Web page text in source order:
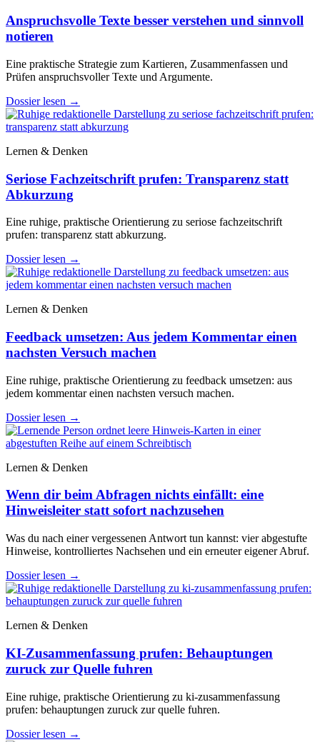
Anspruchsvolle Texte besser verstehen und sinnvoll
notieren
Eine praktische Strategie zum Kartieren, Zusammenfassen und
Prüfen anspruchsvoller Texte und Argumente.
Dossier lesen →
Lernen & Denken
Seriose Fachzeitschrift prufen: Transparenz statt
Abkurzung
Eine ruhige, praktische Orientierung zu seriose fachzeitschrift
prufen: transparenz statt abkurzung.
Dossier lesen →
Lernen & Denken
Feedback umsetzen: Aus jedem Kommentar einen
nachsten Versuch machen
Eine ruhige, praktische Orientierung zu feedback umsetzen: aus
jedem kommentar einen nachsten versuch machen.
Dossier lesen →
Lernen & Denken
Wenn dir beim Abfragen nichts einfällt: eine
Hinweisleiter statt sofort nachzusehen
Was du nach einer vergessenen Antwort tun kannst: vier abgestufte
Hinweise, kontrolliertes Nachsehen und ein erneuter eigener Abruf.
Dossier lesen →
Lernen & Denken
KI-Zusammenfassung prufen: Behauptungen
zuruck zur Quelle fuhren
Eine ruhige, praktische Orientierung zu ki-zusammenfassung
prufen: behauptungen zuruck zur quelle fuhren.
Dossier lesen →